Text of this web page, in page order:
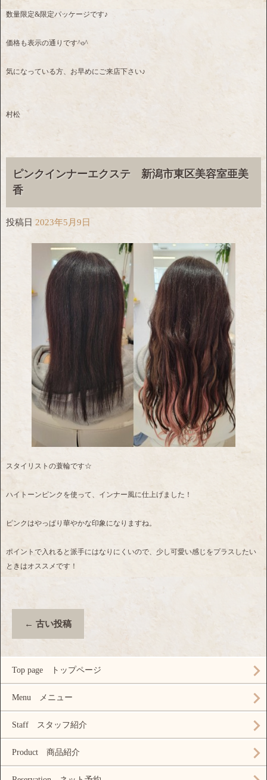
数量限定&限定パッケージです♪
価格も表示の通りです^o^
気になっている方、お早めにご来店下さい♪
村松
ピンクインナーエクステ 新潟市東区美容室亜美
香
投稿日 2023年5月9日
スタイリストの蓑輪です☆
ハイトーンピンクを使って、インナー風に仕上げました！
ピンクはやっぱり華やかな印象になりますね。
ポイントで入れると派手にはなりにくいので、少し可愛い感じをプラスしたい
ときはオススメです！
← 古い投稿
Top page トップページ
Menu メニュー
Staff スタッフ紹介
Product 商品紹介